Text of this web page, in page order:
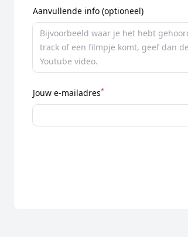
Aanvullende info (optioneel)
Jouw e-mailadres*